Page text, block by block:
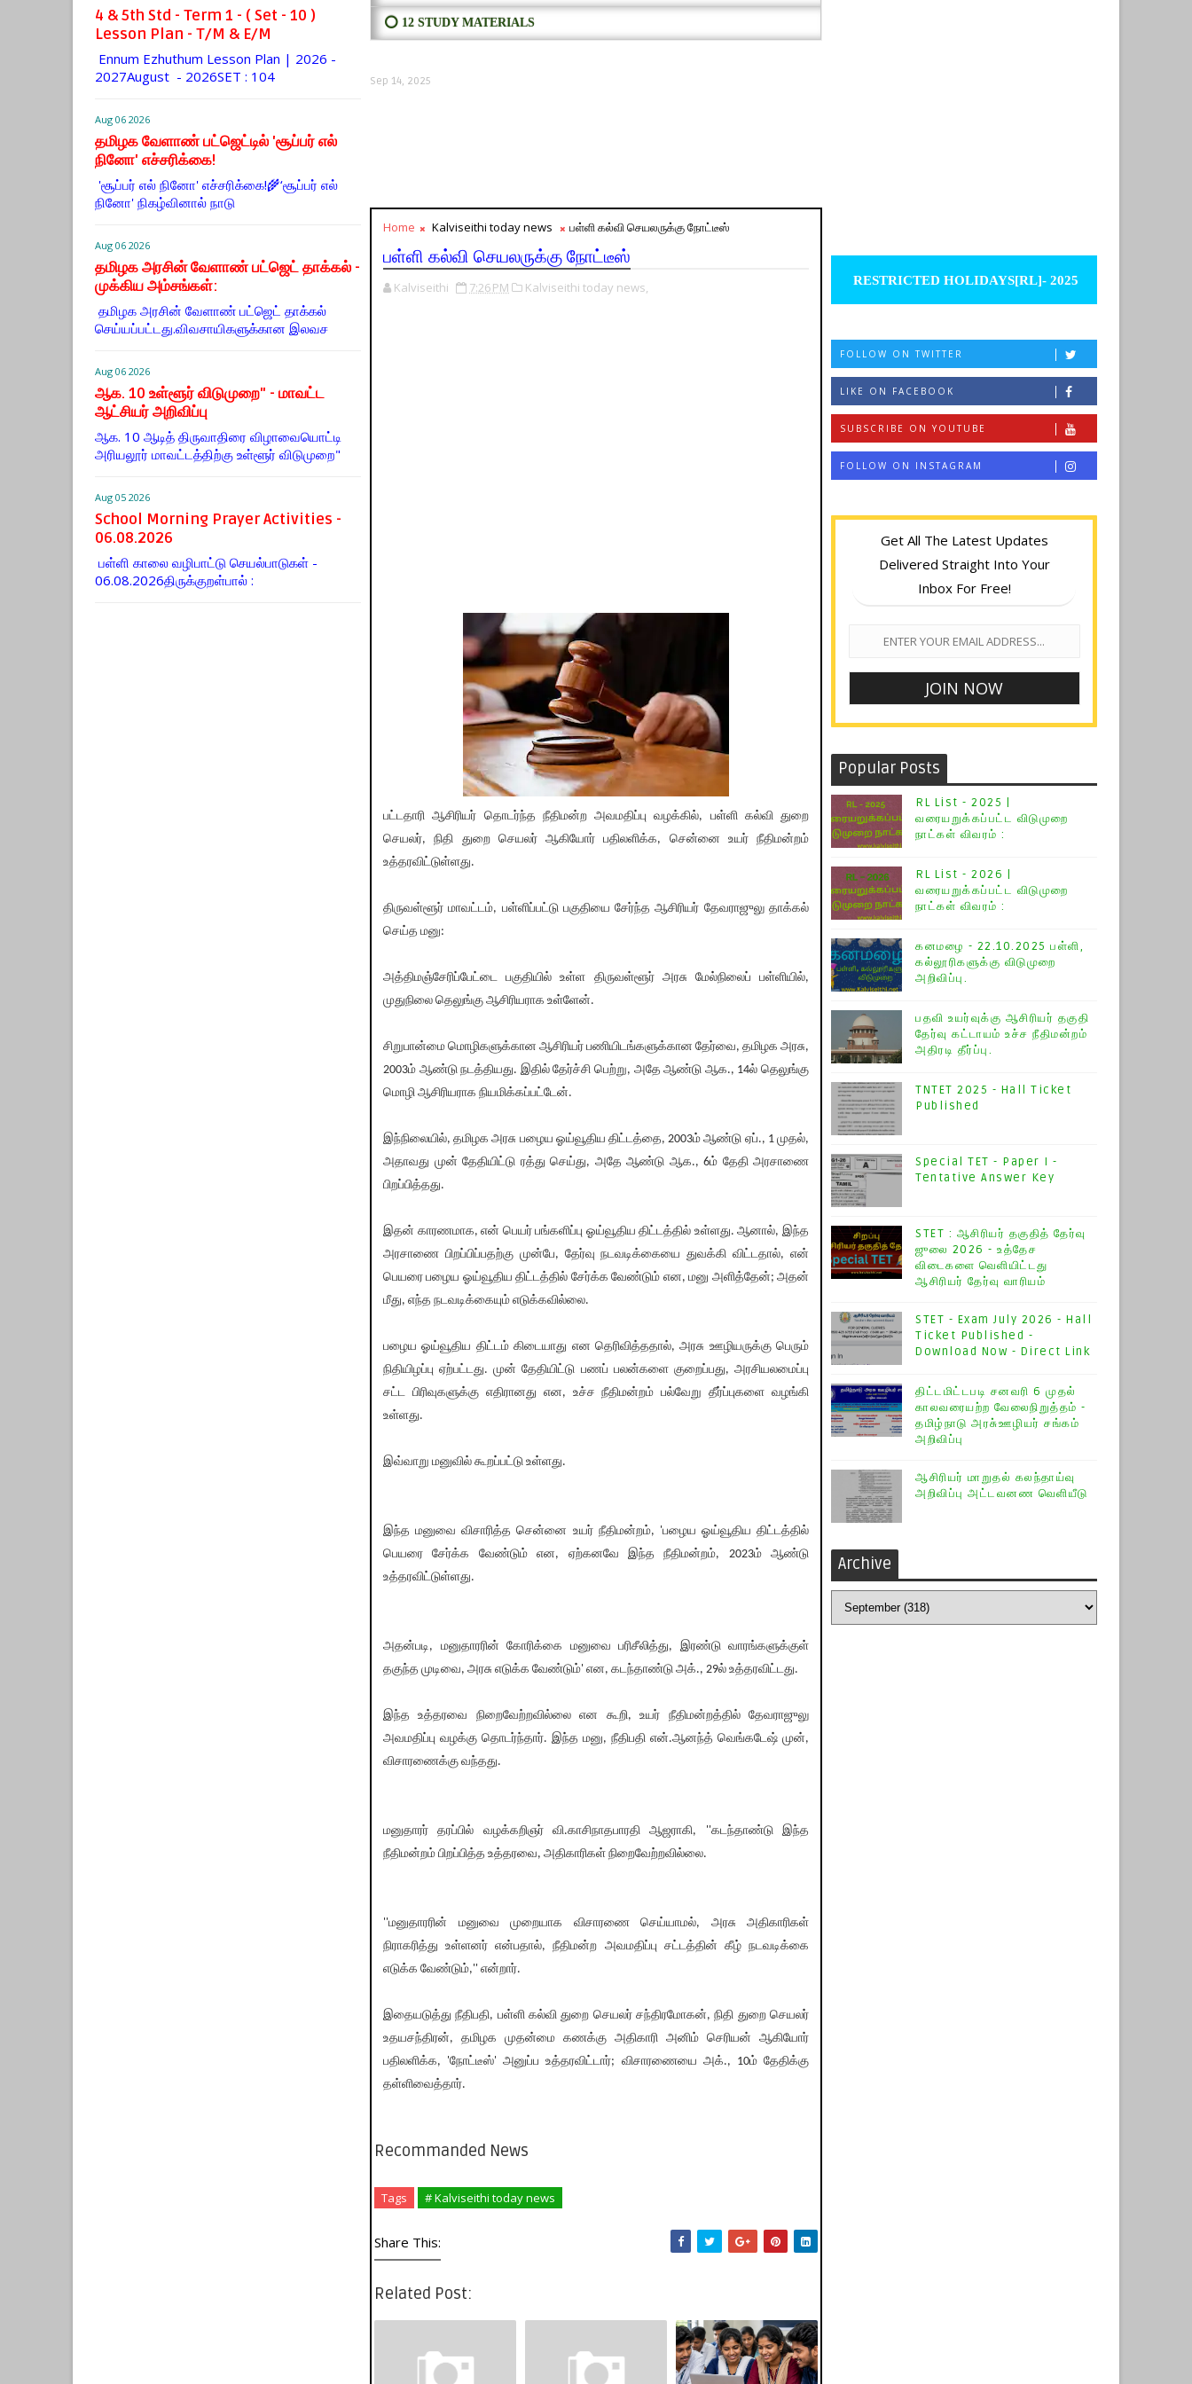
4 & 5th Std - Term 1 - ( Set - 10 )
Lesson Plan - T/M & E/M
Ennum Ezhuthum Lesson Plan | 2026 -
2027August - 2026SET : 104
Aug 06 2026
தமிழக வேளாண் பட்ஜெட்டில் 'சூப்பர் எல்
நினோ' எச்சரிக்கை!
'சூப்பர் எல் நினோ' எச்சரிக்கை!🌾‘சூப்பர் எல்
நினோ' நிகழ்வினால் நாடு
Aug 06 2026
தமிழக அரசின் வேளாண் பட்ஜெட் தாக்கல் -
முக்கிய அம்சங்கள்:
தமிழக அரசின் வேளாண் பட்ஜெட் தாக்கல்
செய்யப்பட்டது.விவசாயிகளுக்கான இலவச
Aug 06 2026
ஆக. 10 உள்ளூர் விடுமுறை" - மாவட்ட
ஆட்சியர் அறிவிப்பு
ஆக. 10 ஆடித் திருவாதிரை விழாவையொட்டி
அரியலூர் மாவட்டத்திற்கு உள்ளூர் விடுமுறை"
Aug 05 2026
School Morning Prayer Activities -
06.08.2026
பள்ளி காலை வழிபாட்டு செயல்பாடுகள் -
06.08.2026திருக்குறள்பால் :
⭕ 12 STUDY MATERIALS
Sep 14, 2025
Home Kalviseithi today news பள்ளி கல்வி செயலருக்கு நோட்டீஸ்
பள்ளி கல்வி செயலருக்கு நோட்டீஸ்
Kalviseithi 7:26 PM Kalviseithi today news,
பட்டதாரி ஆசிரியர் தொடர்ந்த நீதிமன்ற அவமதிப்பு வழக்கில், பள்ளி கல்வி துறை
செயலர், நிதி துறை செயலர் ஆகியோர் பதிலளிக்க, சென்னை உயர் நீதிமன்றம்
உத்தரவிட்டுள்ளது.
திருவள்ளூர் மாவட்டம், பள்ளிப்பட்டு பகுதியை சேர்ந்த ஆசிரியர் தேவராஜுலு தாக்கல்
செய்த மனு:
அத்திமஞ்சேரிப்பேட்டை பகுதியில் உள்ள திருவள்ளூர் அரசு மேல்நிலைப் பள்ளியில்,
முதுநிலை தெலுங்கு ஆசிரியராக உள்ளேன்.
சிறுபான்மை மொழிகளுக்கான ஆசிரியர் பணியிடங்களுக்கான தேர்வை, தமிழக அரசு,
2003ம் ஆண்டு நடத்தியது. இதில் தேர்ச்சி பெற்று, அதே ஆண்டு ஆக., 14ல் தெலுங்கு
மொழி ஆசிரியராக நியமிக்கப்பட்டேன்.
இந்நிலையில், தமிழக அரசு பழைய ஓய்வூதிய திட்டத்தை, 2003ம் ஆண்டு ஏப்., 1 முதல்,
அதாவது முன் தேதியிட்டு ரத்து செய்து, அதே ஆண்டு ஆக., 6ம் தேதி அரசாணை
பிறப்பித்தது.
இதன் காரணமாக, என் பெயர் பங்களிப்பு ஓய்வூதிய திட்டத்தில் உள்ளது. ஆனால், இந்த
அரசாணை பிறப்பிப்பதற்கு முன்பே, தேர்வு நடவடிக்கையை துவக்கி விட்டதால், என்
பெயரை பழைய ஓய்வூதிய திட்டத்தில் சேர்க்க வேண்டும் என, மனு அளித்தேன்; அதன்
மீது, எந்த நடவடிக்கையும் எடுக்கவில்லை.
பழைய ஓய்வூதிய திட்டம் கிடையாது என தெரிவித்ததால், அரசு ஊழியருக்கு பெரும்
நிதியிழப்பு ஏற்பட்டது. முன் தேதியிட்டு பணப் பலன்களை குறைப்பது, அரசியலமைப்பு
சட்ட பிரிவுகளுக்கு எதிரானது என, உச்ச நீதிமன்றம் பல்வேறு தீர்ப்புகளை வழங்கி
உள்ளது.
இவ்வாறு மனுவில் கூறப்பட்டு உள்ளது.
இந்த மனுவை விசாரித்த சென்னை உயர் நீதிமன்றம், 'பழைய ஓய்வூதிய திட்டத்தில்
பெயரை சேர்க்க வேண்டும் என, ஏற்கனவே இந்த நீதிமன்றம், 2023ம் ஆண்டு
உத்தரவிட்டுள்ளது.
அதன்படி, மனுதாரரின் கோரிக்கை மனுவை பரிசீலித்து, இரண்டு வாரங்களுக்குள்
தகுந்த முடிவை, அரசு எடுக்க வேண்டும்' என, கடந்தாண்டு அக்., 29ல் உத்தரவிட்டது.
இந்த உத்தரவை நிறைவேற்றவில்லை என கூறி, உயர் நீதிமன்றத்தில் தேவராஜுலு
அவமதிப்பு வழக்கு தொடர்ந்தார். இந்த மனு, நீதிபதி என்.ஆனந்த் வெங்கடேஷ் முன்,
விசாரணைக்கு வந்தது.
மனுதாரர் தரப்பில் வழக்கறிஞர் வி.காசிநாதபாரதி ஆஜராகி, ''கடந்தாண்டு இந்த
நீதிமன்றம் பிறப்பித்த உத்தரவை, அதிகாரிகள் நிறைவேற்றவில்லை.
''மனுதாரரின் மனுவை முறையாக விசாரணை செய்யாமல், அரசு அதிகாரிகள்
நிராகரித்து உள்ளனர் என்பதால், நீதிமன்ற அவமதிப்பு சட்டத்தின் கீழ் நடவடிக்கை
எடுக்க வேண்டும்,'' என்றார்.
இதையடுத்து நீதிபதி, பள்ளி கல்வி துறை செயலர் சந்திரமோகன், நிதி துறை செயலர்
உதயசந்திரன், தமிழக முதன்மை கணக்கு அதிகாரி அனிம் செரியன் ஆகியோர்
பதிலளிக்க, 'நோட்டீஸ்' அனுப்ப உத்தரவிட்டார்; விசாரணையை அக்., 10ம் தேதிக்கு
தள்ளிவைத்தார்.
Recommanded News
Tags # Kalviseithi today news
Share This:
Related Post:
RESTRICTED HOLIDAYS[RL]- 2025
FOLLOW ON TWITTER
LIKE ON FACEBOOK
SUBSCRIBE ON YOUTUBE
FOLLOW ON INSTAGRAM
Get All The Latest Updates
Delivered Straight Into Your
Inbox For Free!
Popular Posts
RL List - 2025 |
வரையறுக்கப்பட்ட விடுமுறை
நாட்கள் விவரம் :
RL List - 2026 |
வரையறுக்கப்பட்ட விடுமுறை
நாட்கள் விவரம் :
கனமழை - 22.10.2025 பள்ளி,
கல்லூரிகளுக்கு விடுமுறை
அறிவிப்பு.
பதவி உயர்வுக்கு ஆசிரியர் தகுதி
தேர்வு கட்டாயம் உச்ச நீதிமன்றம்
அதிரடி தீர்ப்பு.
TNTET 2025 - Hall Ticket
Published
Special TET - Paper I -
Tentative Answer Key
STET : ஆசிரியர் தகுதித் தேர்வு
ஜுலை 2026 - உத்தேச
விடைகளை வெளியிட்டது
ஆசிரியர் தேர்வு வாரியம்
STET - Exam July 2026 - Hall
Ticket Published -
Download Now - Direct Link
திட்டமிட்டபடி சனவரி 6 முதல்
காலவரையற்ற வேலைநிறுத்தம் -
தமிழ்நாடு அரசு்ஊழியர் சங்கம்
அறிவிப்பு
ஆசிரியர் மாறுதல் கலந்தாய்வு
அறிவிப்பு அட்டவனண வெளியீடு
Archive